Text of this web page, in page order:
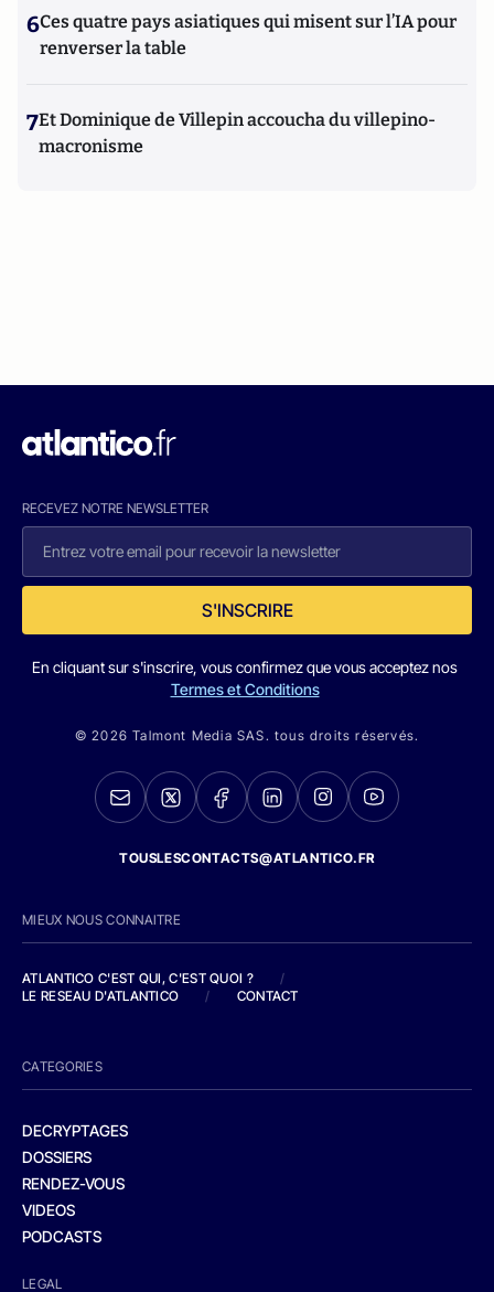
6Ces quatre pays asiatiques qui misent sur l’IA pour
renverser la table
7Et Dominique de Villepin accoucha du villepino-
macronisme
RECEVEZ NOTRE NEWSLETTER
S'INSCRIRE
En cliquant sur s'inscrire, vous confirmez que vous acceptez nos
Termes et Conditions
© 2026 Talmont Media SAS. tous droits réservés.
TOUSLESCONTACTS@ATLANTICO.FR
MIEUX NOUS CONNAITRE
ATLANTICO C'EST QUI, C'EST QUOI ?
/
LE RESEAU D'ATLANTICO
/ CONTACT
CATEGORIES
DECRYPTAGES
DOSSIERS
RENDEZ-VOUS
VIDEOS
PODCASTS
LEGAL